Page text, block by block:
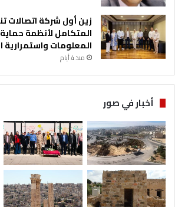
زين أول شركة اتصالات
المتكامل لأنظمة حماية
المعلومات واستمرارية
منذ 4 أيام
أخبار في صور